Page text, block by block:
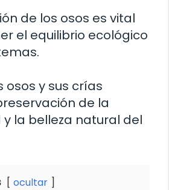
de los osos es vital
el equilibrio ecológico
osos y sus crías
de la
la belleza natural del
ocultar